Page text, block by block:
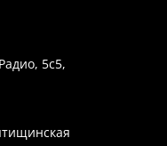
5с5,